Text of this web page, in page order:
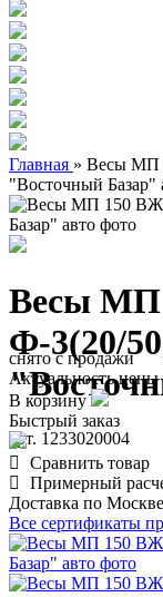
Главная » Весы МП
"Восточный Базар"
Весы
Ф-3(20/
арт. 1233020004
снято с продажи
Актуальность
В корзину
Быстрый заказ
Сравнить товар
Примерный
Доставка по Москве
Все сертификаты